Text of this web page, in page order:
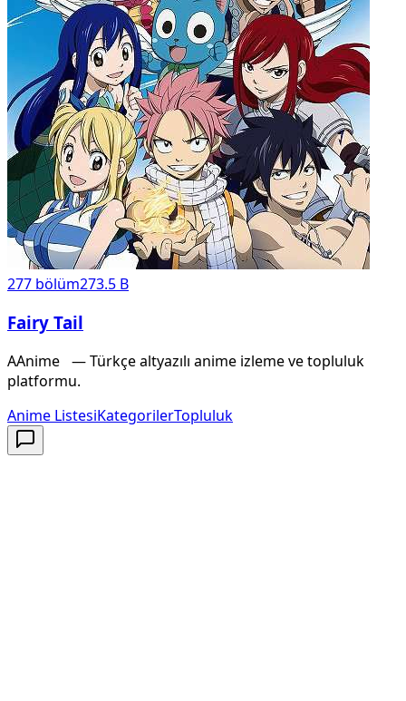
277 bölüm273.5 B
Fairy Tail
AAnime — Türkçe altyazılı anime izleme ve topluluk
platformu.
Anime ListesiKategorilerTopluluk